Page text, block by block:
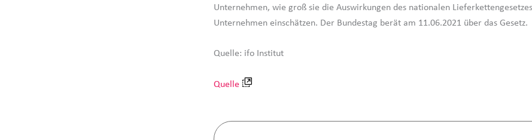
Unternehmen, wie groß sie die Auswirkungen des nationalen
Unternehmen einschätzen. Der Bundestag berät am 11.06.2021 über das Gesetz.
Quelle: ifo Institut
Quelle